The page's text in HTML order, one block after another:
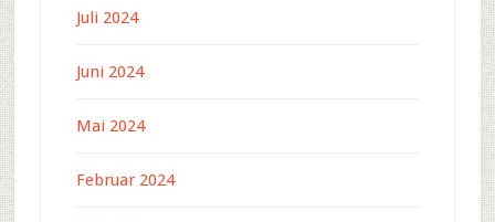
Juli 2024
Juni 2024
Mai 2024
Februar 2024